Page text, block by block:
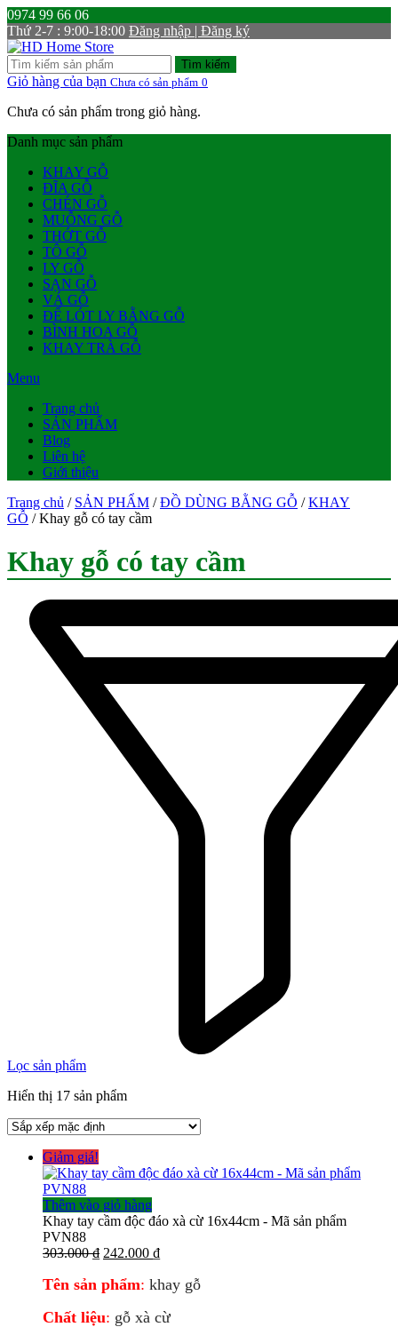
0974 99 66 06
Thứ 2-7 : 9:00-18:00 Đăng nhập | Đăng ký
Tìm kiếm
Giỏ hàng của bạn Chưa có sản phẩm 0
Chưa có sản phẩm trong giỏ hàng.
Danh mục sản phẩm
KHAY GỖ
ĐĨA GỖ
CHÉN GỖ
MUỖNG GỖ
THỚT GỖ
TÔ GỖ
LY GỖ
SẠN GỖ
VÁ GỖ
ĐẾ LÓT LY BẰNG GỖ
BÌNH HOA GỖ
KHAY TRÀ GỖ
Menu
Trang chủ
SẢN PHẨM
Blog
Liên hệ
Giới thiệu
Trang chủ / SẢN PHẨM /ĐỒ DÙNG BẰNG GỖ /KHAY
GỖ / Khay gỗ có tay cầm
Khay gỗ có tay cầm
Lọc sản phẩm
Hiển thị 17 sản phẩm
Giảm giá!
Thêm vào giỏ hàng
Khay tay cầm độc đáo xà cừ 16x44cm - Mã sản phẩm
PVN88
303.000₫ Giá
là:
242.000 ₫Giá
tại
242.000 ₫.
Tên sản phẩm: khay gỗ
Chất liệu: gỗ xà cừ